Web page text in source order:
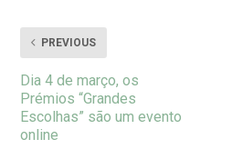
PREVIOUS
Dia 4 de março, os
Prémios “Grandes
Escolhas” são um evento
online